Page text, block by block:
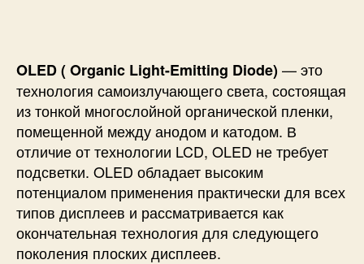
OLED ( Organic Light-Emitting Diode)— это
технология самоизлучающего света, состоящая
из тонкой многослойной органической пленки,
помещенной между анодом и катодом. В
отличие от технологии LCD, OLED не требует
подсветки. OLED обладает высоким
потенциалом применения практически для всех
типов дисплеев и рассматривается как
окончательная технология для следующего
поколения плоских дисплеев.